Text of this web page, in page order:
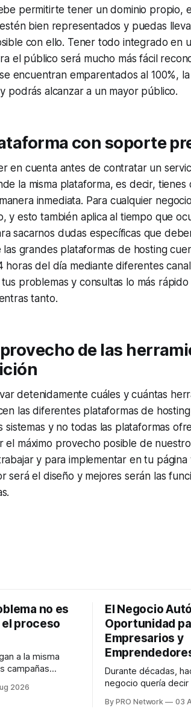
permitirte tener un dominio propio,
bien representados y puedas
con ello. Tener todo integrado en
el público será mucho más fácil
encuentran emparentados al 100%,
podrás alcanzar a un mayor público.
con soporte
en cuenta antes de contratar un
la misma plataforma, es decir,
inmediata. Para cualquier
y esto también aplica al tiempo que
sacarnos dudas específicas que
grandes plataformas de hosting
del día mediante diferentes
problemas y consultas lo más
tanto.
de las
detenidamente cuáles y cuántas
las diferentes plataformas de
sistemas y no todas las plataformas
el máximo provecho posible de nuestro
y para implementar en tu
será el diseño y mejores serán las
no es
proceso
a la misma
campañas
Sin embargo,
2026
El Negocio
Oportunidad
Empresarios y
Durante décadas,
negocio quería decir
anuncios, un
By PRO Network 03